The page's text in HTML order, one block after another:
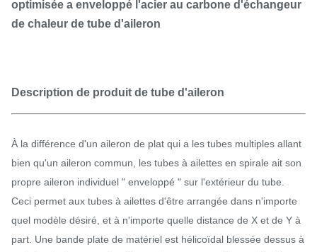
optimisée a enveloppé l'acier au carbone d'échangeur
de chaleur de tube d'aileron
Description de produit de tube d'aileron
À la différence d'un aileron de plat qui a les tubes multiples allant
bien qu'un aileron commun, les tubes à ailettes en spirale ait son
propre aileron individuel " enveloppé " sur l'extérieur du tube.
Ceci permet aux tubes à ailettes d'être arrangée dans n'importe
quel modèle désiré, et à n'importe quelle distance de X et de Y à
part. Une bande plate de matériel est hélicoïdal blessée dessus à